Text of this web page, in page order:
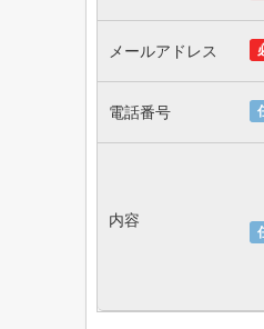
メールアドレス
電話番号
内容